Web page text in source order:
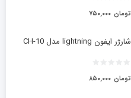
۷۵۰,۰۰۰ تومان
شارژر ایفون lightning مدل CH-10
۸۵۰,۰۰۰ تومان